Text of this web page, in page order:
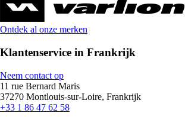
Ontdek al onze merken
Klantenservice in Frankrijk
Neem contact op
11 rue Bernard Maris
37270 Montlouis-sur-Loire, Frankrijk
+33 1 86 47 62 58